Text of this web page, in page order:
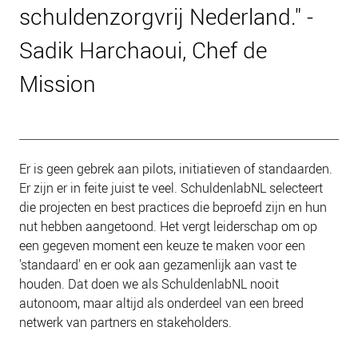
ACCREDITATIE
SCHULDHULPMETHODEN
HOE WORD JE RIJK?
SOCIALDEBT
DOORBRAAKMETHODE
COLLECTIEF SCHULDREGELEN
DE VOORZIENINGENWIJZER
NEDERLANDSE SCHULDHULPROUTE (NSR)
OVER ONS
schuldenzorgvrij Nederland." -
Sadik Harchaoui, Chef de
Mission
Er is geen gebrek aan pilots, initiatieven of standaarden.
Er zijn er in feite juist te veel. SchuldenlabNL selecteert
die projecten en best practices die beproefd zijn en hun
nut hebben aangetoond. Het vergt leiderschap om op
een gegeven moment een keuze te maken voor een
'standaard' en er ook aan gezamenlijk aan vast te
houden. Dat doen we als SchuldenlabNL nooit
autonoom, maar altijd als onderdeel van een breed
netwerk van partners en stakeholders.